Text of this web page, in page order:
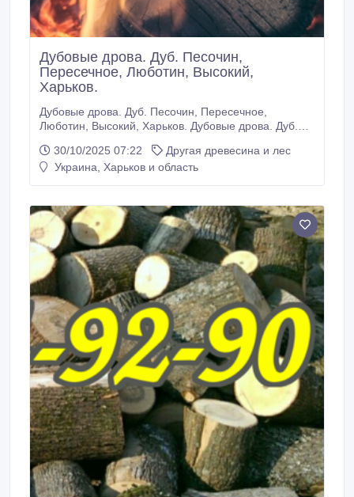
Дубовые дрова. Дуб. Песочин,
Пересечное, Люботин, Высокий,
Харьков.
Дубовые дрова. Дуб. Песочин, Пересечное,
Люботин, Высокий, Харьков. Дубовые дрова. Дуб.
Высокий, Хроли, Харьков. Дрова дуб. Харьков,
Песочин, Люботин, Ольшаны, Солоницевка,
области, не перечисленный выше, звоните! Вам
ответят на все вопросы.
30/10/2025 07:22
Другая древесина и лес
Украина, Харьков и область